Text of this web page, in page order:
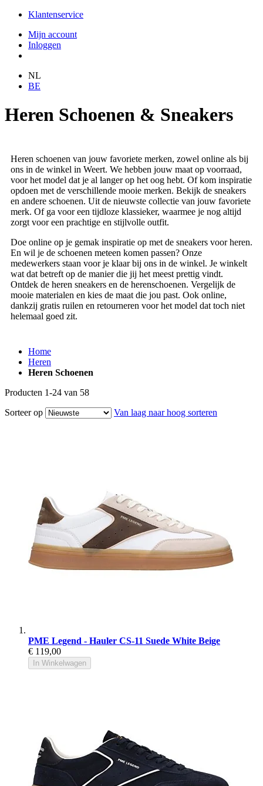
Klantenservice
Mijn account
Inloggen
NL
BE
Heren Schoenen & Sneakers
Heren schoenen van jouw favoriete merken, zowel online als bij
ons in de winkel in Weert. We hebben jouw maat op voorraad,
voor het model dat je al langer op het oog hebt. Of kom inspiratie
opdoen met de verschillende mooie merken. Bekijk de sneakers
en andere schoenen. Uit de nieuwste collectie van jouw favoriete
merk. Of ga voor een tijdloze klassieker, waarmee je nog altijd
zorgt voor een prachtige en stijlvolle outfit.
Doe online op je gemak inspiratie op met de sneakers voor heren.
En wil je de schoenen meteen komen passen? Onze
medewerkers staan voor je klaar bij ons in de winkel. Je winkelt
wat dat betreft op de manier die jij het meest prettig vindt.
Ontdek de heren sneakers en de herenschoenen. Vergelijk de
mooie materialen en kies de maat die jou past. Ook online,
dankzij gratis ruilen en retourneren voor het model dat toch niet
helemaal goed zit.
Home
Heren
Heren Schoenen
Producten 1-24 van 58
Sorteer op
Van laag naar hoog sorteren
PME Legend - Hauler CS-11 Suede White Beige
€ 119,00
In Winkelwagen